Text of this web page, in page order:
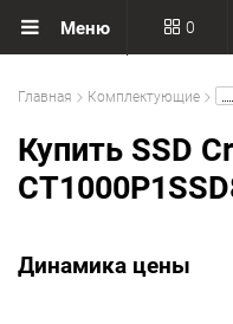
Меню 0
Главная Комплектующие
Купить SSD
Динамика цены